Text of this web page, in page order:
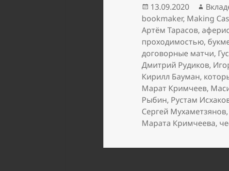
Опубликовано
13.09.2020 Автор
bookmaker, Making
Артём Тарасов,
проходимостью,
договорные матчи,
Дмитрий Рудиков,
Кирилл Бауман,
Марат Кримчеев,
Рыбин, Рустам
Сергей Мухаметзянов,
Марата Кримчеева,